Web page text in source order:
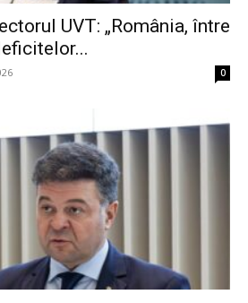
UVT: „România, între
0